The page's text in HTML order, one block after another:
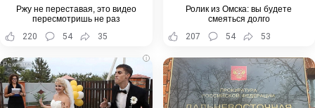
Ржу не переставая, это видео
пересмотришь не раз
220
54 35
Ролик из Омска: вы будете
смеяться долго
207
54 53
i